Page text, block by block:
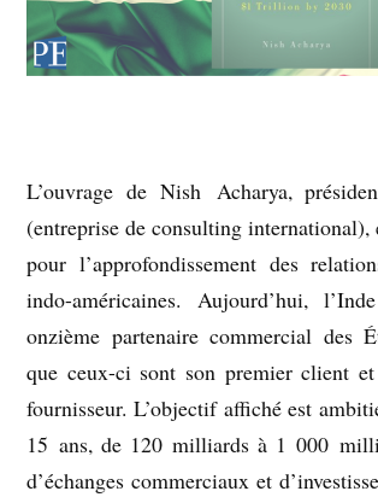
L’ouvrage de Nish Acharya,
(entreprise de consulting international),
pour l’approfondissement des
indo-américaines. Aujourd’hui,
onzième partenaire commercial des
que ceux-ci sont son premier client
fournisseur. L’objectif affiché est
15 ans, de 120 milliards à 1 000
d’échanges commerciaux et